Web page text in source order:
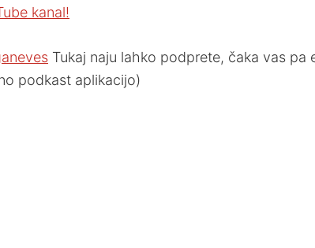
kanal!
Tukaj naju lahko podprete, čaka vas
podkast aplikacijo)